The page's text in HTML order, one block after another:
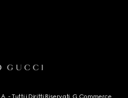
- Tutti i Diritti Riservati. G Commerce